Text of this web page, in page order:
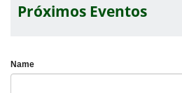
Próximos Eventos
Name